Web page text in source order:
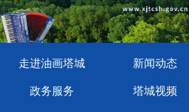
走进油画塔城 新闻动态
政务服务 塔城视频